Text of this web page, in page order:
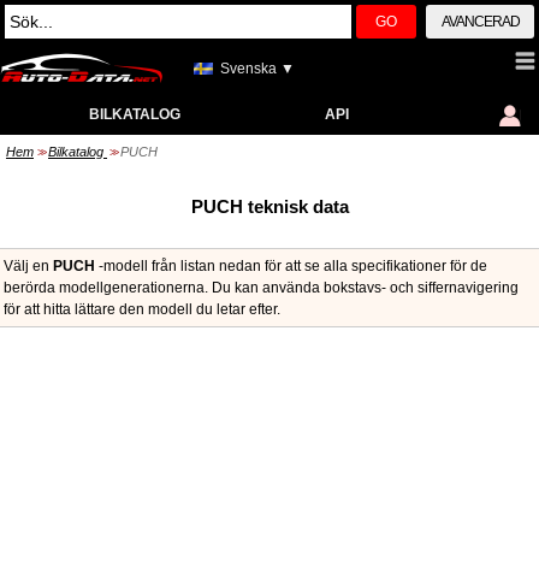
GO AVANCERAD
Svenska ▼
BILKATALOG API
Hem >> Bilkatalog >> PUCH
PUCH teknisk data
Välj en PUCH -modell från listan nedan för att se alla specifikationer för de
berörda modellgenerationerna. Du kan använda bokstavs- och siffernavigering
för att hitta lättare den modell du letar efter.